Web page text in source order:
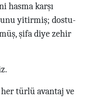
hasma karşı
yitirmiş; dostu-
şifa diye zehir
türlü avantaj ve